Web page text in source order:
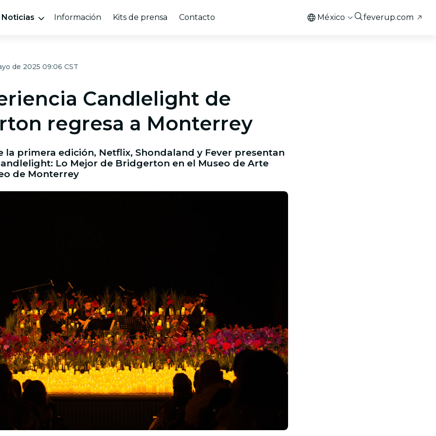
Noticias Información Kits de prensa Contacto México feverup.com
de 2025 09:06 CST
Candlelight de
regresa a Monterrey
la primera edición, Netflix, Shondaland y Fever presentan
Lo Mejor de Bridgerton en el Museo de Arte
de Monterrey